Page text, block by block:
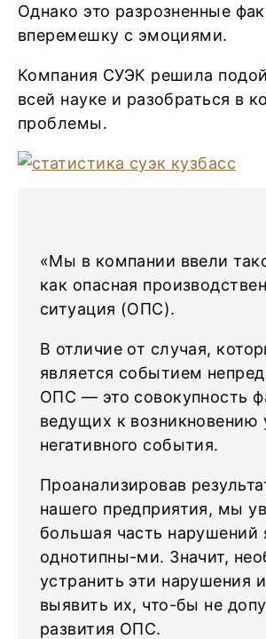
Однако это разрозненные
вперемешку с эмоциями.
Компания СУЭК решила
всей науке и разобраться в
проблемы.
«Мы в компании ввели
как опасная
ситуация (ОПС).
В отличие от случая,
является событием
ОПС — это совокупность
ведущих к возникновению
негативного события.
Проанализировав
нашего предприятия, мы
большая часть нарушений
однотипны-ми. Значит,
устранить эти нарушения
выявить их, что-бы не
развития ОПС.